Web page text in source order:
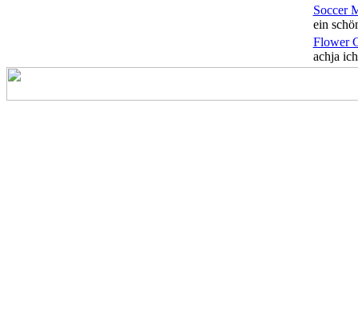
Soccer
ein
Flower
achja